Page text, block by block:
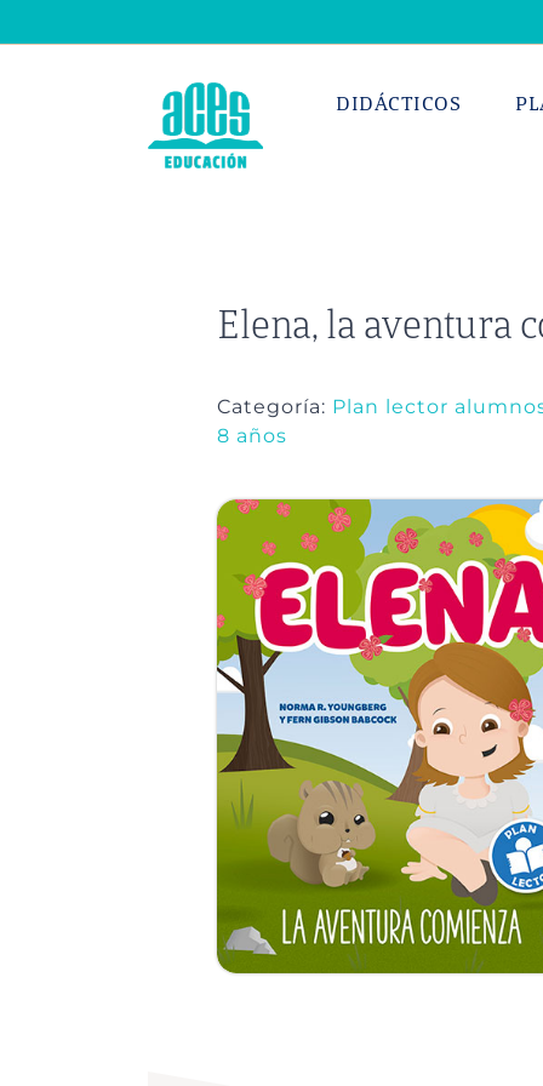
al
DIDÁCTICOS
Elena, la aventura
Categoría: Plan lector
8 años